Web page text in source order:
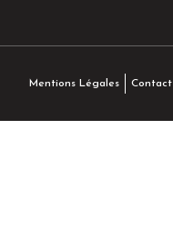
Mentions Légales Contact